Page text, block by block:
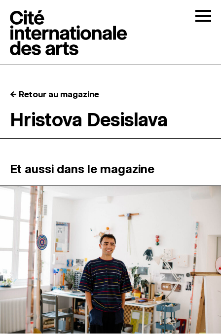
RÉSIDENCES ↓
ATELIERS OUVERTS
PROGRAMMATION
MAGAZINE
ESPACES DE PRATIQUE ARTISTIQUE ↓
Recherche
Connexion
← Retour au magazine
Hristova Desislava
Et aussi dans le magazine